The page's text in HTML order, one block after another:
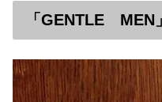
「GENTLE MEN